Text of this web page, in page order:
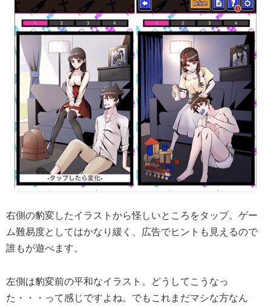
右側の豹変したイラストから怪しいところをタップ。ゲー
ム難易度としてはかなり緩く、広告でヒントも見えるので
誰もが遊べます。
左側は豹変前の平和なイラスト。どうしてこうなっ
た・・・って感じですよね。でもこれまだマシな方なん